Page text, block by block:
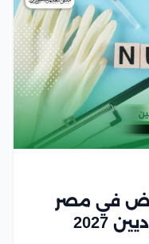
في مصر
2027